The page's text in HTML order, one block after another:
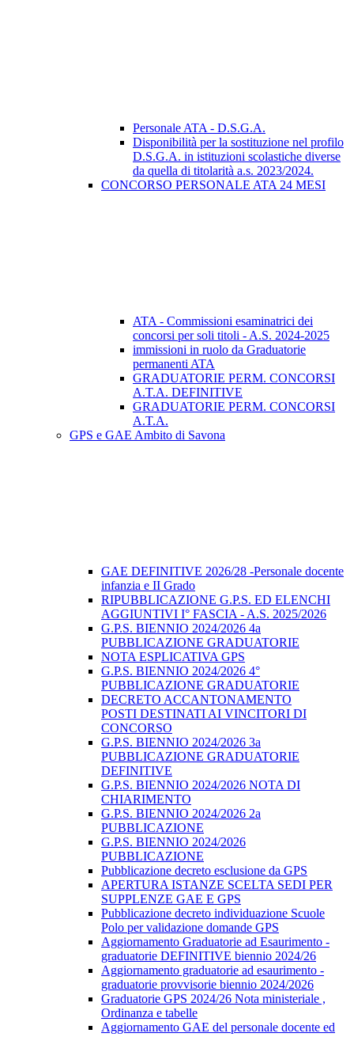
Personale ATA - D.S.G.A.
Disponibilità per la sostituzione nel profilo
D.S.G.A. in istituzioni scolastiche diverse
da quella di titolarità a.s. 2023/2024.
CONCORSO PERSONALE ATA 24 MESI
ATA - Commissioni esaminatrici dei
concorsi per soli titoli - A.S. 2024-2025
immissioni in ruolo da Graduatorie
permanenti ATA
GRADUATORIE PERM. CONCORSI
A.T.A. DEFINITIVE
GRADUATORIE PERM. CONCORSI
A.T.A.
GPS e GAE Ambito di Savona
GAE DEFINITIVE 2026/28 -Personale docente
infanzia e II Grado
RIPUBBLICAZIONE G.P.S. ED ELENCHI
AGGIUNTIVI I° FASCIA - A.S. 2025/2026
G.P.S. BIENNIO 2024/2026 4a
PUBBLICAZIONE GRADUATORIE
NOTA ESPLICATIVA GPS
G.P.S. BIENNIO 2024/2026 4°
PUBBLICAZIONE GRADUATORIE
DECRETO ACCANTONAMENTO
POSTI DESTINATI AI VINCITORI DI
CONCORSO
G.P.S. BIENNIO 2024/2026 3a
PUBBLICAZIONE GRADUATORIE
DEFINITIVE
G.P.S. BIENNIO 2024/2026 NOTA DI
CHIARIMENTO
G.P.S. BIENNIO 2024/2026 2a
PUBBLICAZIONE
G.P.S. BIENNIO 2024/2026
PUBBLICAZIONE
Pubblicazione decreto esclusione da GPS
APERTURA ISTANZE SCELTA SEDI PER
SUPPLENZE GAE E GPS
Pubblicazione decreto individuazione Scuole
Polo per validazione domande GPS
Aggiornamento Graduatorie ad Esaurimento -
graduatorie DEFINITIVE biennio 2024/26
Aggiornamento graduatorie ad esaurimento -
graduatorie provvisorie biennio 2024/2026
Graduatorie GPS 2024/26 Nota ministeriale ,
Ordinanza e tabelle
Aggiornamento GAE del personale docente ed